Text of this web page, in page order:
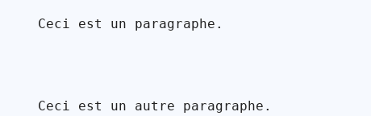
Ceci est un paragraphe.
Ceci est un autre paragraphe.